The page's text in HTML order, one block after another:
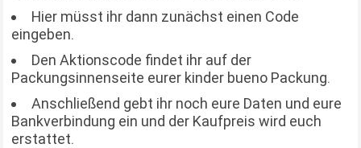
Hier müsst ihr dann zunächst einen Code
eingeben.
Den Aktionscode findet ihr auf der
Packungsinnenseite eurer kinder bueno Packung.
Anschließend gebt ihr noch eure Daten und eure
Bankverbindung ein und der Kaufpreis wird euch
erstattet.